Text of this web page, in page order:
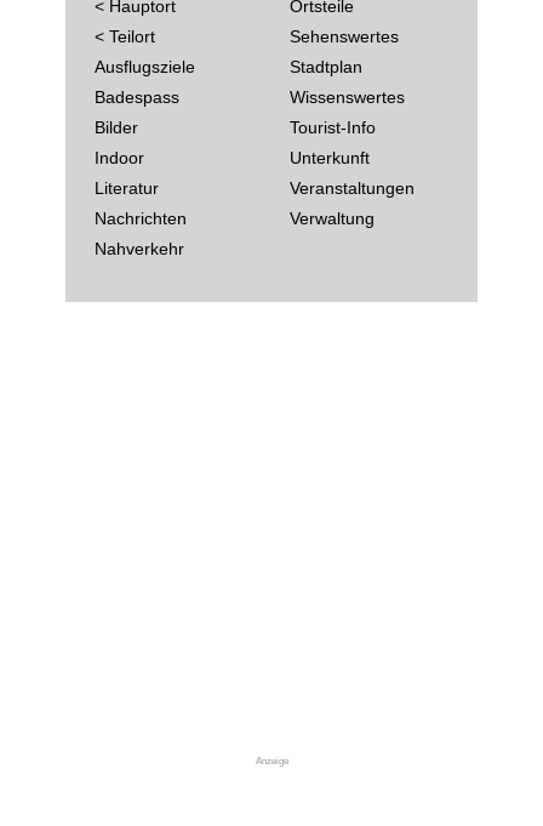
< Hauptort
< Teilort
Ausflugsziele
Badespass
Bilder
Indoor
Literatur
Nachrichten
Nahverkehr
Ortsteile
Sehenswertes
Stadtplan
Wissenswertes
Tourist-Info
Unterkunft
Veranstaltungen
Verwaltung
Anzeige